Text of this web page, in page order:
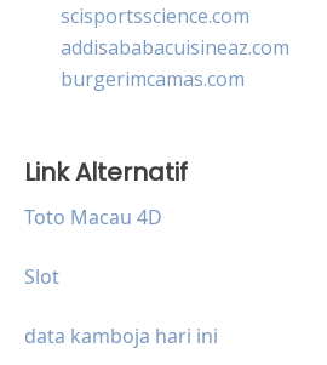
scisportsscience.com
addisababacuisineaz.com
burgerimcamas.com
Link Alternatif
Toto Macau 4D
Slot
data kamboja hari ini